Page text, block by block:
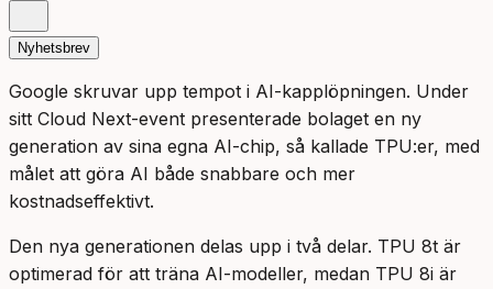
Nyhetsbrev
Google skruvar upp tempot i AI-kapplöpningen. Under
sitt Cloud Next-event presenterade bolaget en ny
generation av sina egna AI-chip, så kallade TPU:er, med
målet att göra AI både snabbare och mer
kostnadseffektivt.
Den nya generationen delas upp i två delar. TPU 8t är
optimerad för att träna AI-modeller, medan TPU 8i är